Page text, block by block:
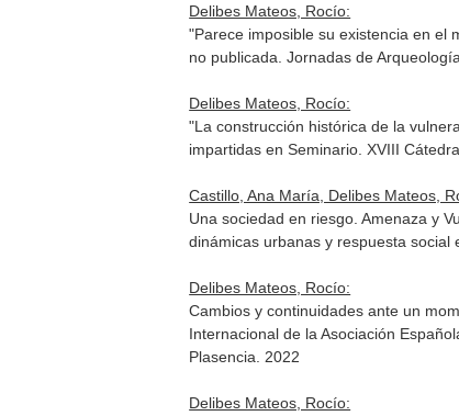
Delibes Mateos, Rocío:
"Parece imposible su existencia en el
no publicada. Jornadas de
Delibes Mateos, Rocío:
"La construcción histórica de la
impartidas en Seminario. XVIII
Castillo, Ana María, Delibes Mateos,
Una sociedad en riesgo. Amenaza y
dinámicas urbanas y respuesta social
Delibes Mateos, Rocío:
Cambios y continuidades ante un
Internacional de la Asociación
Plasencia. 2022
Delibes Mateos, Rocío: